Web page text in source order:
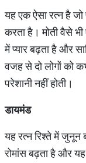
यह एक ऐसा रत्न है
करता है। मोती वैसे
में प्यार बढ़ता है और
वजह से दो लोगों को
परेशानी नहीं होती।
डायमंड
यह रत्न रिश्ते में
रोमांस बढ़ता है और